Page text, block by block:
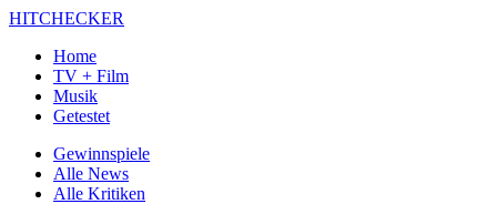
HITCHECKER
Home
TV + Film
Musik
Getestet
Gewinnspiele
Alle News
Alle Kritiken